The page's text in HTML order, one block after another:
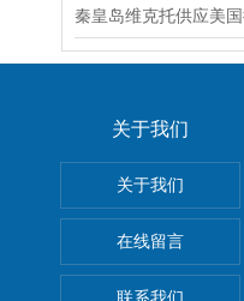
关于我们
关于我们
在线留言